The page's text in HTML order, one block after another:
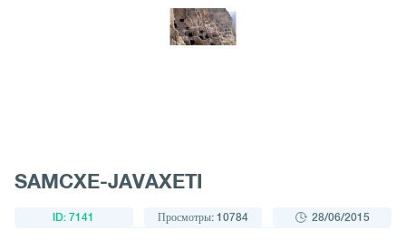
SAMCXE-JAVAXETI
ID: 7141 Просмотры: 10784 28/06/2015